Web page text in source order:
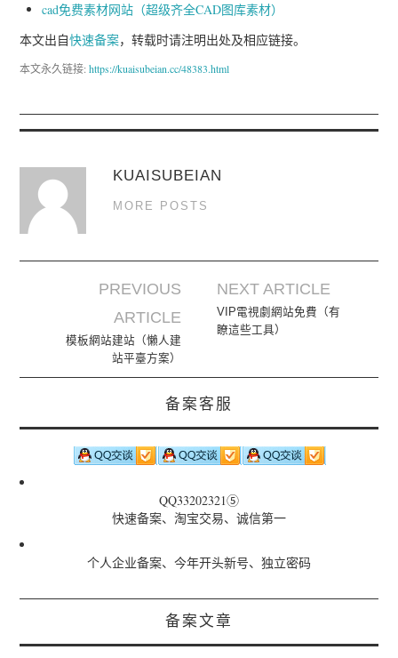
cad免费素材网站（超级齐全CAD图库素材）
本文出自快速备案，转载时请注明出处及相应链接。
本文永久链接:https://kuaisubeian.cc/48383.html
KUAISUBEIAN
MORE POSTS
Post navigation
PREVIOUS
ARTICLE
模板網站建站（懶人建
站平臺方案）
NEXT ARTICLE
VIP電視劇網站免費（有
瞭這些工具）
备案客服
QQ33202321⑤
快速备案、淘宝交易、诚信第一
个人企业备案、今年开头新号、独立密码
备案文章